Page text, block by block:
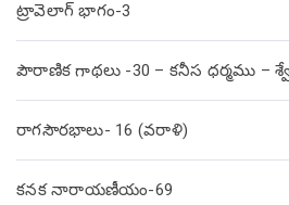
ట్రావెలాగ్ భాగం-3
పౌరాణిక గాథలు -30 – కనీస ధర్మము –
రాగసౌరభాలు- 16 (వరాళి)
కనక నారాయణీయం-69